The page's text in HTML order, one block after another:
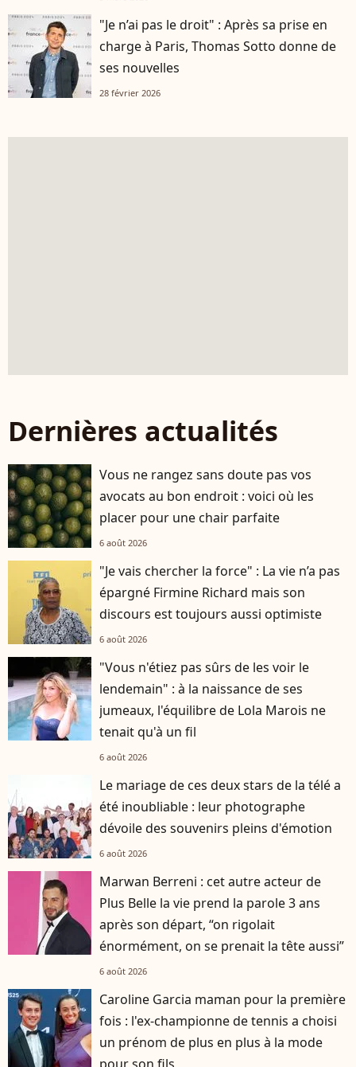
"Je n’ai pas le droit" : Après sa prise en
charge à Paris, Thomas Sotto donne de
ses nouvelles
28 février 2026
Dernières actualités
Vous ne rangez sans doute pas vos
avocats au bon endroit : voici où les
placer pour une chair parfaite
6 août 2026
"Je vais chercher la force" : La vie n’a pas
épargné Firmine Richard mais son
discours est toujours aussi optimiste
6 août 2026
"Vous n'étiez pas sûrs de les voir le
lendemain" : à la naissance de ses
jumeaux, l'équilibre de Lola Marois ne
tenait qu'à un fil
6 août 2026
Le mariage de ces deux stars de la télé a
été inoubliable : leur photographe
dévoile des souvenirs pleins d'émotion
6 août 2026
Marwan Berreni : cet autre acteur de
Plus Belle la vie prend la parole 3 ans
après son départ, “on rigolait
énormément, on se prenait la tête aussi”
6 août 2026
Caroline Garcia maman pour la première
fois : l'ex-championne de tennis a choisi
un prénom de plus en plus à la mode